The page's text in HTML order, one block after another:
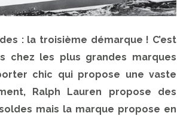
: la troisième démarque ! C’est
chez les plus grandes marques
chic qui propose une vaste
Ralph Lauren propose des
mais la marque propose en